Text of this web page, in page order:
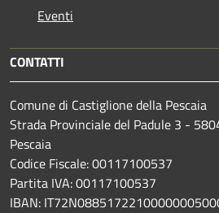
Eventi
CONTATTI
Comune di Castiglione della Pescaia
Strada Provinciale del Padule 3 -
Pescaia
Codice Fiscale: 00117100537
Partita IVA: 00117100537
IBAN: